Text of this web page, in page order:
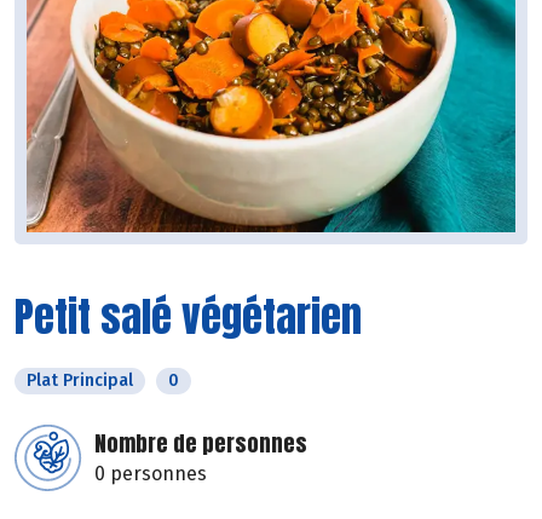
Petit salé végétarien
Plat Principal 0
Nombre de personnes
0 personnes